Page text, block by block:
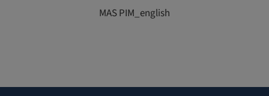
MAS PIM_english